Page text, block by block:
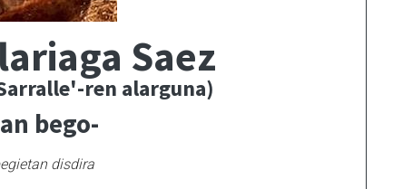
Saez
ren alarguna)
bego-
disdira